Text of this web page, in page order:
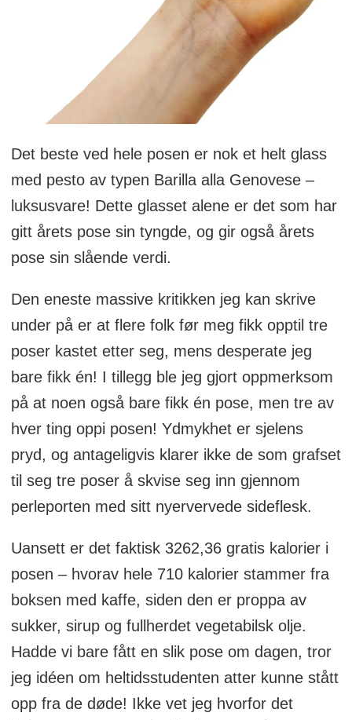
Det beste ved hele posen er nok et helt glass
med pesto av typen Barilla alla Genovese –
luksusvare! Dette glasset alene er det som har
gitt årets pose sin tyngde, og gir også årets
pose sin slående verdi.
Den eneste massive kritikken jeg kan skrive
under på er at flere folk før meg fikk opptil tre
poser kastet etter seg, mens desperate jeg
bare fikk én! I tillegg ble jeg gjort oppmerksom
på at noen også bare fikk én pose, men tre av
hver ting oppi posen! Ydmykhet er sjelens
pryd, og antageligvis klarer ikke de som grafset
til seg tre poser å skvise seg inn gjennom
perleporten med sitt nyervervede sideflesk.
Uansett er det faktisk 3262,36 gratis kalorier i
posen – hvorav hele 710 kalorier stammer fra
boksen med kaffe, siden den er proppa av
sukker, sirup og fullherdet vegetabilsk olje.
Hadde vi bare fått en slik pose om dagen, tror
jeg idéen om heltidsstudenten atter kunne stått
opp fra de døde! Ikke vet jeg hvorfor det